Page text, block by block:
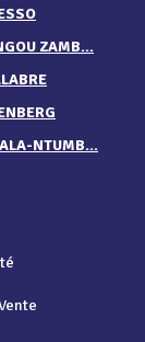
ZAMB...
NTUMB...